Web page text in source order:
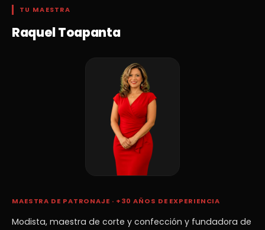
TU MAESTRA
Raquel Toapanta
MAESTRA DE PATRONAJE · +30 AÑOS DE EXPERIENCIA
Modista, maestra de corte y confección y fundadora de